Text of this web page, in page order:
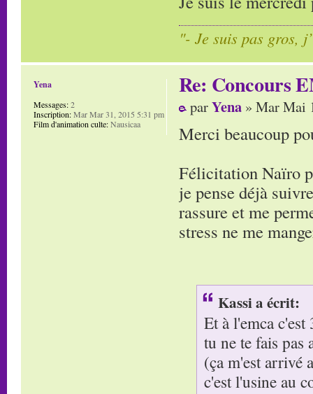
"- Je suis pas gros,
Re: Concours
parYena » Mar Mai
Merci beaucoup
Félicitation Naïro
je pense déjà
rassure et me
stress ne me
Kassi a écrit:
Et à l'emca
tu ne te fais pas
(ça m'est arrivé
c'est l'usine au
Yena
Messages:2
Inscription:Mar Mar 31, 2015 5:31 pm
Film d'animation culte:Nausicaa